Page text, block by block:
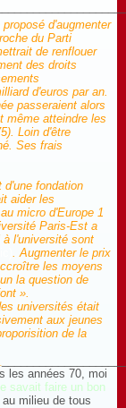
proposé d'augmenter
du Parti
de renflouer
des droits
d'euros par an.
passeraient alors
même atteindre les
Loin d'être
Ses frais
d'une fondation
aider les
micro d'Europe 1
Paris-Est a
l'université sont
. Augmenter le prix
les moyens
la question de
».
universités était
aux jeunes
de la
les années 70, moi
savait faire un bon
milieu de tous